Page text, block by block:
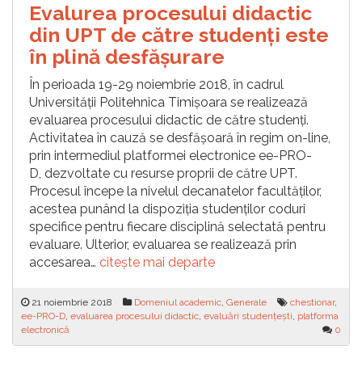
Evalurea procesului didactic
din UPT de către studenți este
în plină desfășurare
În perioada 19-29 noiembrie 2018, în cadrul
Universității Politehnica Timișoara se realizează
evaluarea procesului didactic de către studenți.
Activitatea în cauză se desfășoară în regim on-line,
prin intermediul platformei electronice ee-PRO-
D, dezvoltate cu resurse proprii de către UPT.
Procesul începe la nivelul decanatelor facultăților,
acestea punând la dispoziția studenților coduri
specifice pentru fiecare disciplină selectată pentru
evaluare. Ulterior, evaluarea se realizează prin
accesarea… citește mai departe
21 noiembrie 2018 Domeniul academic, Generale chestionar,
ee-PRO-D, evaluarea procesului didactic, evaluări studențești, platforma
electronică
0